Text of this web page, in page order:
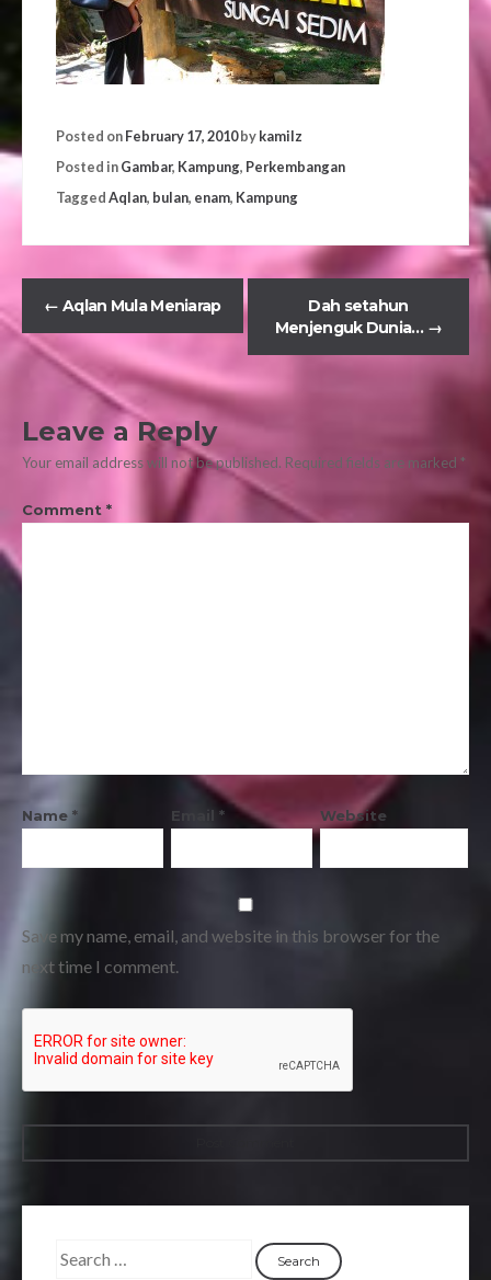
Posted onFebruary 17, 2010bykamilz
Posted inGambar, Kampung, Perkembangan
TaggedAqlan, bulan, enam, Kampung
← Aqlan Mula Meniarap
Dah setahun
Menjenguk Dunia… →
Leave a Reply
Your email address will not be published. Required fields are marked *
Comment *
Name * Email * Website
Save my name, email, and website in this browser for the
next time I comment.